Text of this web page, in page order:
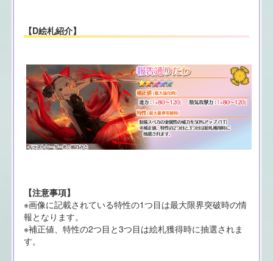
【D絵札紹介】
【注意事項】
※画像に記載されている特性の1つ目は最大限界突破時の情
報となります。
※補正値、特性の2つ目と3つ目は絵札獲得時に抽選されま
す。